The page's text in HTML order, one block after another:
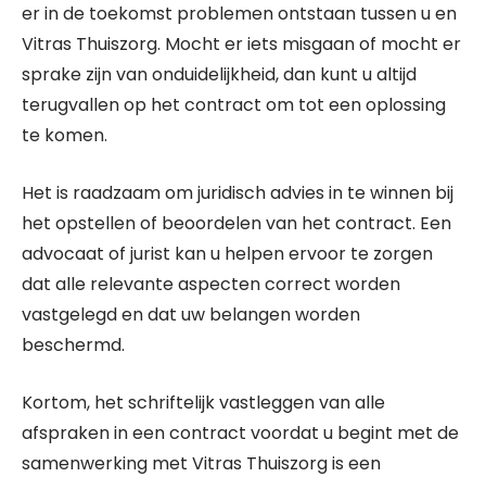
er in de toekomst problemen ontstaan tussen u en
Vitras Thuiszorg. Mocht er iets misgaan of mocht er
sprake zijn van onduidelijkheid, dan kunt u altijd
terugvallen op het contract om tot een oplossing
te komen.
Het is raadzaam om juridisch advies in te winnen bij
het opstellen of beoordelen van het contract. Een
advocaat of jurist kan u helpen ervoor te zorgen
dat alle relevante aspecten correct worden
vastgelegd en dat uw belangen worden
beschermd.
Kortom, het schriftelijk vastleggen van alle
afspraken in een contract voordat u begint met de
samenwerking met Vitras Thuiszorg is een